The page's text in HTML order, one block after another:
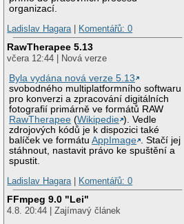
organizací.
Ladislav Hagara| Komentářů: 0
RawTherapee 5.13
včera 12:44 | Nová verze
Byla vydána nová verze 5.13
svobodného multiplatformního softwaru
pro konverzi a zpracování digitálních
fotografií primárně ve formátů RAW
RawTherapee (Wikipedie ). Vedle
zdrojových kódů je k dispozici také
balíček ve formátuAppImage
. Stačí jej
stáhnout, nastavit právo ke spuštění a
spustit.
Ladislav Hagara| Komentářů: 0
FFmpeg 9.0 "Lei"
4.8. 20:44 | Zajímavý článek